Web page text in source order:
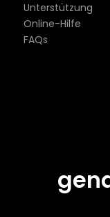
Unterstützung
Online-Hilfe
FAQs